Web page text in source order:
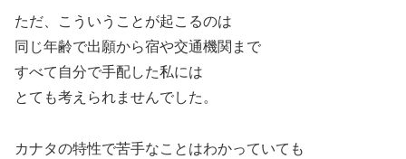
ただ、こういうことが起こるのは
同じ年齢で出願から宿や交通機関まで
すべて自分で手配した私には
とても考えられませんでした。
カナタの特性で苦手なことはわかっていても